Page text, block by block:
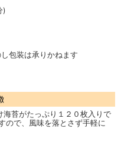
)
包装は承りかねます
苔がたっぷり１２０枚入りで
ので、風味を落とさず手軽に